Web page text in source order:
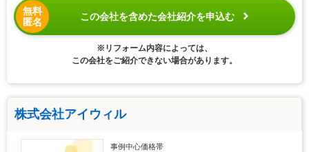
無料
匿名
この会社を含めた会社紹介を申込む
※リフォーム内容によっては、
この会社をご紹介できない場合があります。
株式会社アイウィル
事例中心価格帯